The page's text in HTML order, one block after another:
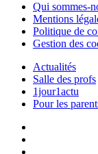
Qui sommes-
Mentions
Politique de
Gestion des
Actualités
Salle des profs
1jour1actu
Pour les